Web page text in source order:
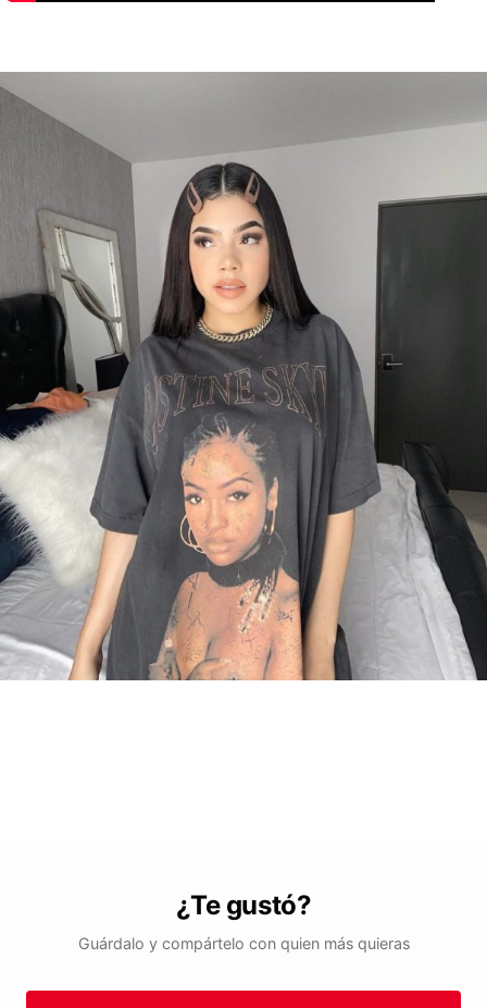
¿Te gustó?
Guárdalo y compártelo con quien más quieras